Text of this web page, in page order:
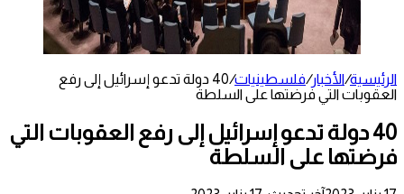
الرئيسية/الأخبار/فلسطينيات/
40 دولة تدعو إسرائيل إلى رفع
العقوبات التي فرضتها على السلطة
40 دولة تدعو إسرائيل إلى رفع العقوبات التي
فرضتها على السلطة